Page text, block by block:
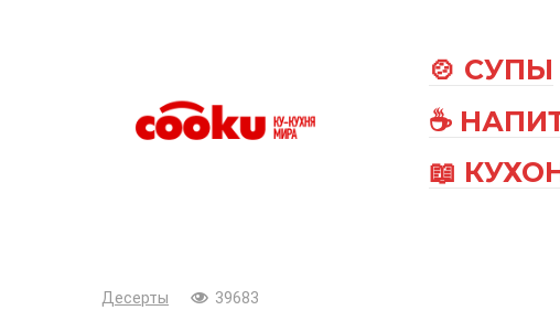
🍲 СУПЫ
☕
📖
Десерты 39683